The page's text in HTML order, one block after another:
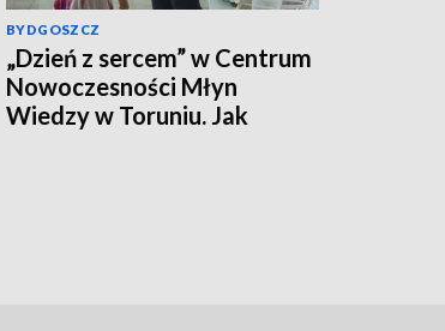
BYDGOSZCZ
„Dzień z sercem” w Centrum
Nowoczesności Młyn
Wiedzy w Toruniu. Jak